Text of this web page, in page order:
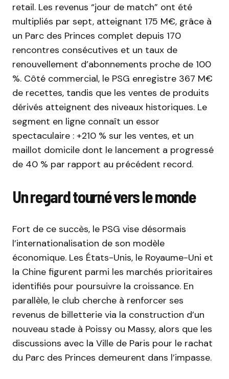
retail. Les revenus “jour de match” ont été
multipliés par sept, atteignant 175 M€, grâce à
un Parc des Princes complet depuis 170
rencontres consécutives et un taux de
renouvellement d’abonnements proche de 100
%. Côté commercial, le PSG enregistre 367 M€
de recettes, tandis que les ventes de produits
dérivés atteignent des niveaux historiques. Le
segment en ligne connaît un essor
spectaculaire : +210 % sur les ventes, et un
maillot domicile dont le lancement a progressé
de 40 % par rapport au précédent record.
Un regard tourné vers le monde
Fort de ce succès, le PSG vise désormais
l’internationalisation de son modèle
économique. Les États-Unis, le Royaume-Uni et
la Chine figurent parmi les marchés prioritaires
identifiés pour poursuivre la croissance. En
parallèle, le club cherche à renforcer ses
revenus de billetterie via la construction d’un
nouveau stade à Poissy ou Massy, alors que les
discussions avec la Ville de Paris pour le rachat
du Parc des Princes demeurent dans l’impasse.